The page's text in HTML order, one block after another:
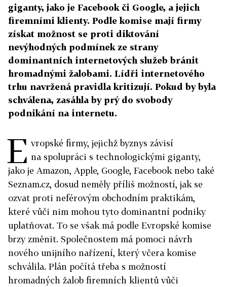
giganty, jako je Facebook či Google, a jejich
firemními klienty. Podle komise mají firmy
získat možnost se proti diktování
nevýhodných podmínek ze strany
dominantních internetových služeb bránit
hromadnými žalobami. Lídři internetového
trhu navržená pravidla kritizují. Pokud by byla
schválena, zasáhla by prý do svobody
podnikání na internetu.
E vropské firmy, jejichž byznys závisí
na spolupráci s technologickými giganty,
jako je Amazon, Apple, Google, Facebook nebo také
Seznam.cz, dosud neměly příliš možností, jak se
ozvat proti neférovým obchodním praktikám,
které vůči nim mohou tyto dominantní podniky
uplatňovat. To se však má podle Evropské komise
brzy změnit. Společnostem má pomoci návrh
nového unijního nařízení, který včera komise
schválila. Plán počítá třeba s možností
hromadných žalob firemních klientů vůči